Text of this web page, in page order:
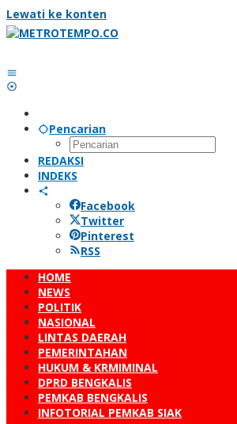
Lewati ke konten
Pencarian
REDAKSI
INDEKS
Facebook
Twitter
Pinterest
RSS
HOME
NEWS
POLITIK
NASIONAL
LINTAS DAERAH
PEMERINTAHAN
HUKUM & KRMIMINAL
DPRD BENGKALIS
PEMKAB BENGKALIS
INFOTORIAL PEMKAB SIAK